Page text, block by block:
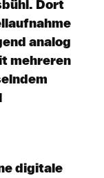
Dort
analog
mehreren
digitale